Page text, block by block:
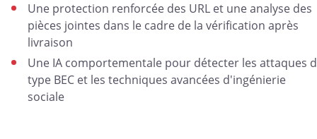
Une protection renforcée des URL et une analyse des
pièces jointes dans le cadre de la vérification après
livraison
Une IA comportementale pour détecter les attaques
type BEC et les techniques avancées d'ingénierie
sociale